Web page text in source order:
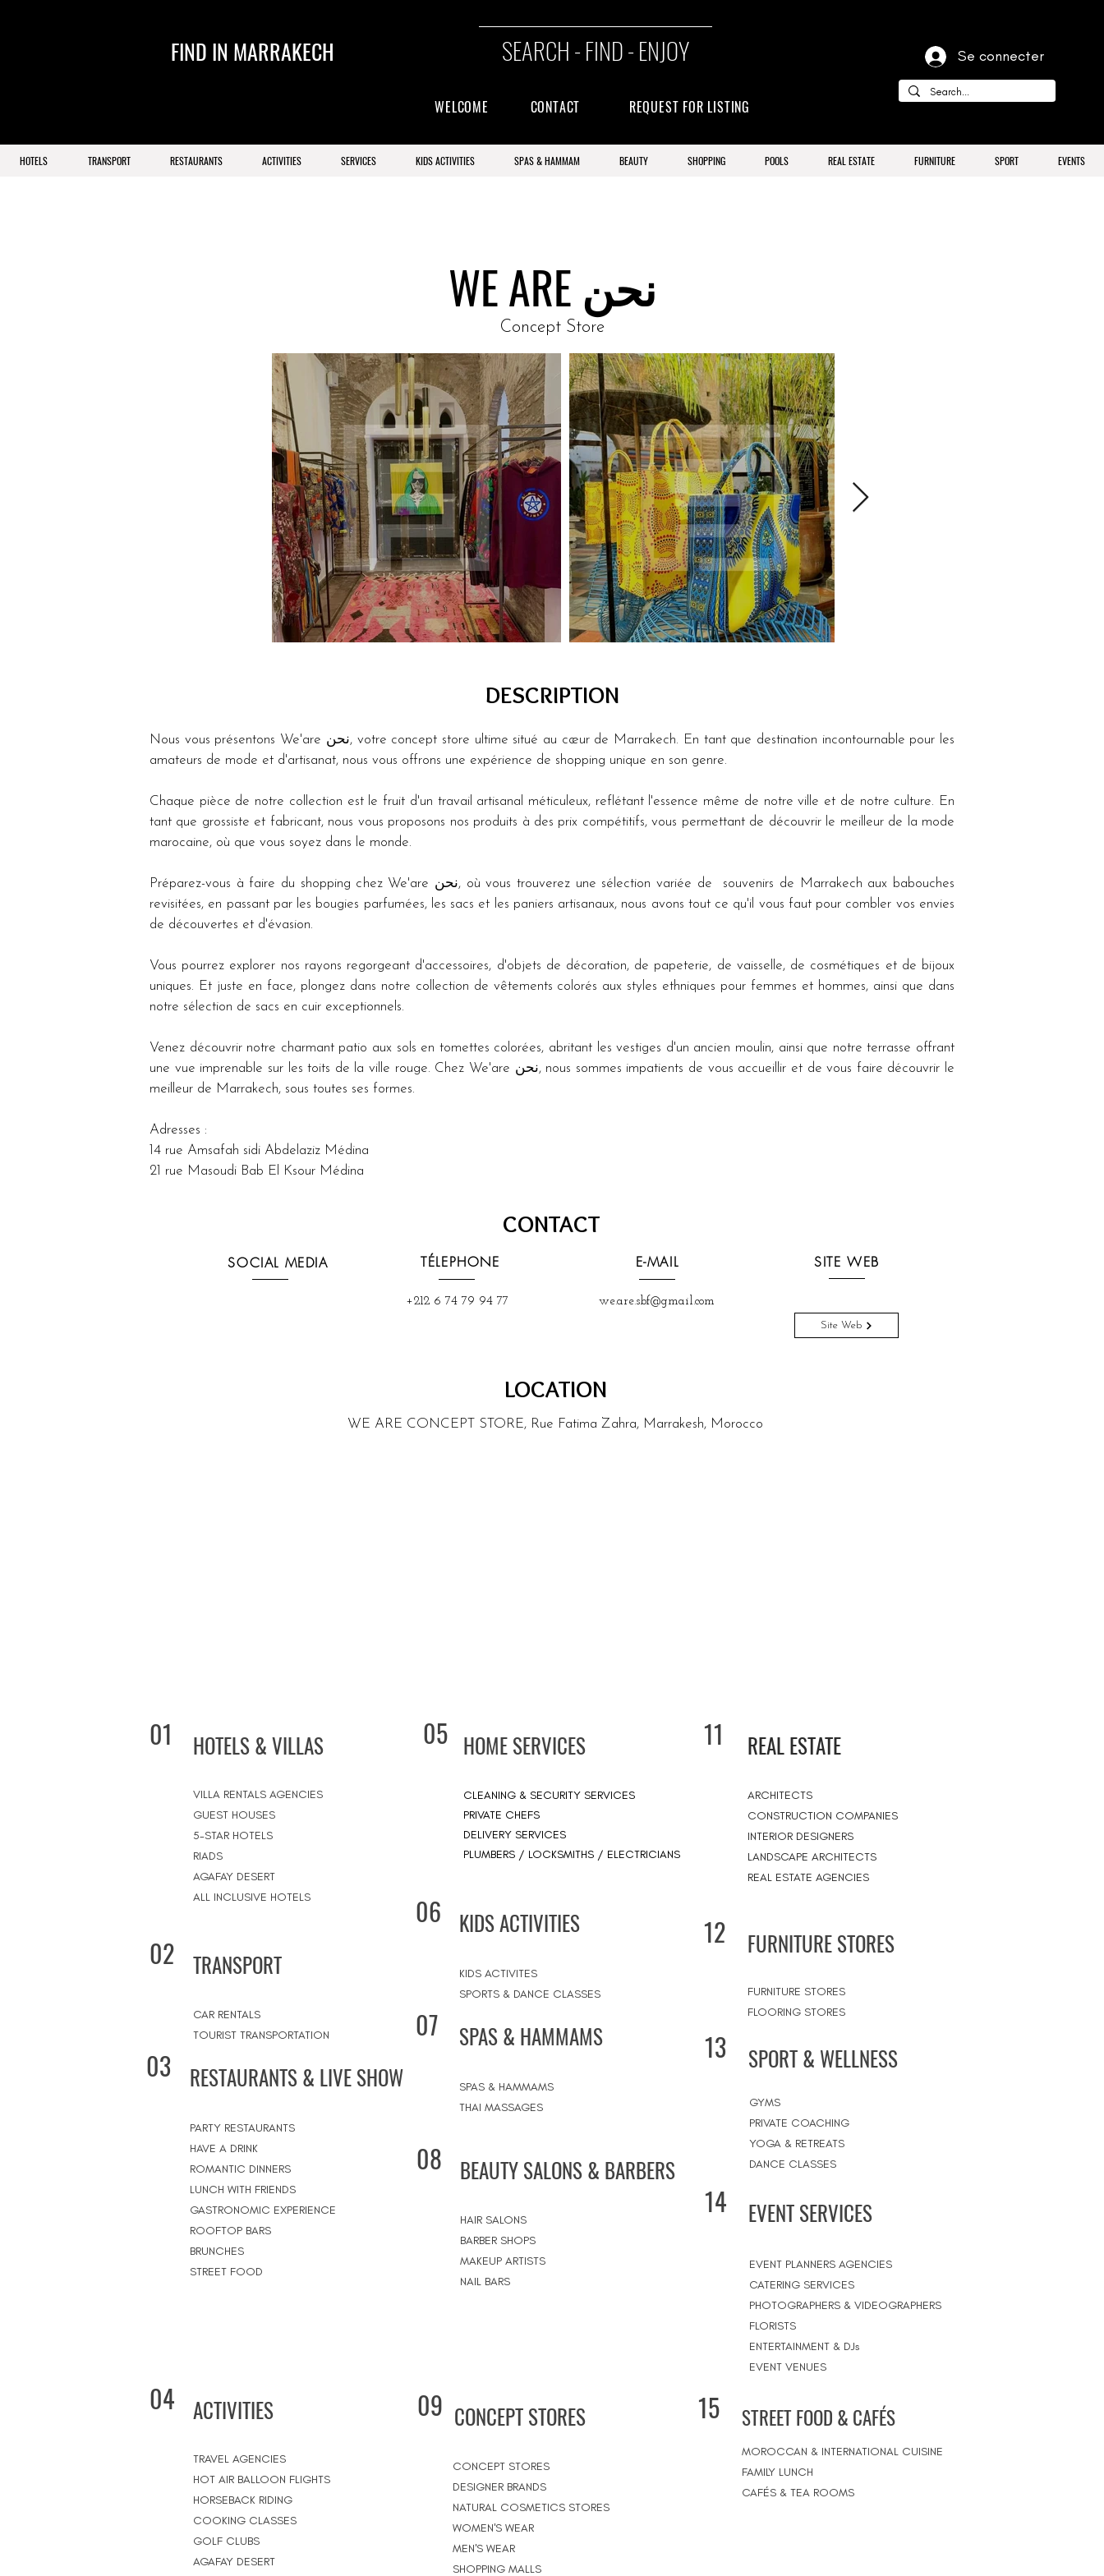
FIND IN MARRAKECH SEARCH - FIND - ENJOY
WELCOME CONTACT REQUEST FOR LISTING
Se connecter
HOTELS TRANSPORT RESTAURANTS ACTIVITIES SERVICES KIDS ACTIVITIES SPAS & HAMMAM BEAUTY SHOPPING POOLS REAL ESTATE FURNITURE SPORT EVENTS
WE ARE نحن
Concept Store
DESCRIPTION
Nous vous présentons We'are نحن, votre concept store ultime situé au cœur de Marrakech. En tant que destination incontournable pour les
amateurs de mode et d'artisanat, nous vous offrons une expérience de shopping unique en son genre.
Chaque pièce de notre collection est le fruit d'un travail artisanal méticuleux, reflétant l'essence même de notre ville et de notre culture. En
tant que grossiste et fabricant, nous vous proposons nos produits à des prix compétitifs, vous permettant de découvrir le meilleur de la mode
marocaine, où que vous soyez dans le monde.
Préparez-vous à faire du shopping chez We'are نحن, où vous trouverez une sélection variée de  souvenirs de Marrakech aux babouches
revisitées, en passant par les bougies parfumées, les sacs et les paniers artisanaux, nous avons tout ce qu'il vous faut pour combler vos envies
de découvertes et d'évasion.
Vous pourrez explorer nos rayons regorgeant d'accessoires, d'objets de décoration, de papeterie, de vaisselle, de cosmétiques et de bijoux
uniques. Et juste en face, plongez dans notre collection de vêtements colorés aux styles ethniques pour femmes et hommes, ainsi que dans
notre sélection de sacs en cuir exceptionnels.
Venez découvrir notre charmant patio aux sols en tomettes colorées, abritant les vestiges d'un ancien moulin, ainsi que notre terrasse offrant
une vue imprenable sur les toits de la ville rouge. Chez We'are نحن, nous sommes impatients de vous accueillir et de vous faire découvrir le
meilleur de Marrakech, sous toutes ses formes.
Adresses :
14 rue Amsafah sidi Abdelaziz Médina
21 rue Masoudi Bab El Ksour Médina
CONTACT
SOCIAL MEDIA TÉLEPHONE
+212 6 74 79 94 77
SITE WEB
E-MAIL
we.are.sbf@gmail.com
Site Web
LOCATION
WE ARE CONCEPT STORE, Rue Fatima Zahra, Marrakesh, Morocco
01 HOTELS & VILLAS
VILLA RENTALS AGENCIES
GUEST HOUSES
5-STAR HOTELS
RIADS
AGAFAY DESERT
ALL INCLUSIVE HOTELS
02 TRANSPORT
CAR RENTALS
TOURIST TRANSPORTATION
03 RESTAURANTS & LIVE SHOW
PARTY RESTAURANTS
HAVE A DRINK
ROMANTIC DINNERS
LUNCH WITH FRIENDS
GASTRONOMIC EXPERIENCE
ROOFTOP BARS
BRUNCHES
STREET FOOD
04 ACTIVITIES
TRAVEL AGENCIES
HOT AIR BALLOON FLIGHTS
HORSEBACK RIDING
COOKING CLASSES
GOLF CLUBS
AGAFAY DESERT
05 HOME SERVICES
CLEANING & SECURITY SERVICES
PRIVATE CHEFS
DELIVERY SERVICES
PLUMBERS / LOCKSMITHS / ELECTRICIANS
11 REAL ESTATE
ARCHITECTS
CONSTRUCTION COMPANIES
INTERIOR DESIGNERS
LANDSCAPE ARCHITECTS
REAL ESTATE AGENCIES
06 KIDS ACTIVITIES
KIDS ACTIVITES
SPORTS & DANCE CLASSES
12 FURNITURE STORES
FURNITURE STORES
FLOORING STORES
07 SPAS & HAMMAMS
SPAS & HAMMAMS
THAI MASSAGES
08 BEAUTY SALONS & BARBERS
HAIR SALONS
BARBER SHOPS
MAKEUP ARTISTS
NAIL BARS
13 SPORT & WELLNESS
GYMS
PRIVATE COACHING
YOGA & RETREATS
DANCE CLASSES
14 EVENT SERVICES
EVENT PLANNERS AGENCIES
CATERING SERVICES
PHOTOGRAPHERS & VIDEOGRAPHERS
FLORISTS
ENTERTAINMENT & DJs
EVENT VENUES
09 CONCEPT STORES
CONCEPT STORES
DESIGNER BRANDS
NATURAL COSMETICS STORES
WOMEN'S WEAR
MEN'S WEAR
SHOPPING MALLS
15 STREET FOOD & CAFÉS
MOROCCAN & INTERNATIONAL CUISINE
FAMILY LUNCH
CAFÉS & TEA ROOMS